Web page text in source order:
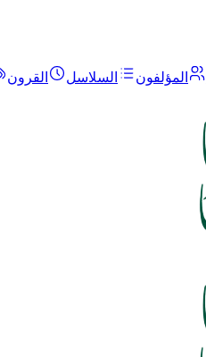
المؤلفون السلاسل القرون